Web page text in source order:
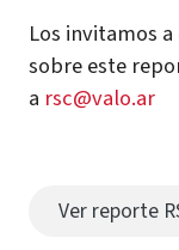
Los invitamos
sobre este
a rsc@valo.ar
Ver reporte